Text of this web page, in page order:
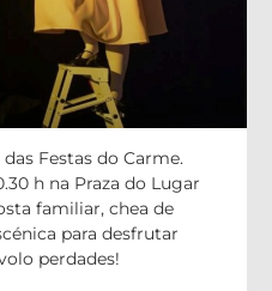
IDEA”, nas
Festas do Carme.
h na Praza do Lugar
familiar, chea de
para desfrutar
perdades!